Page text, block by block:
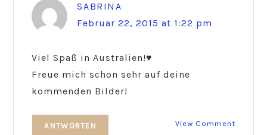
SABRINA
Februar 22, 2015 at 1:22 pm
Viel Spaß in Australien!♥
Freue mich schon sehr auf deine
kommenden Bilder!
View Comment
ANTWORTEN